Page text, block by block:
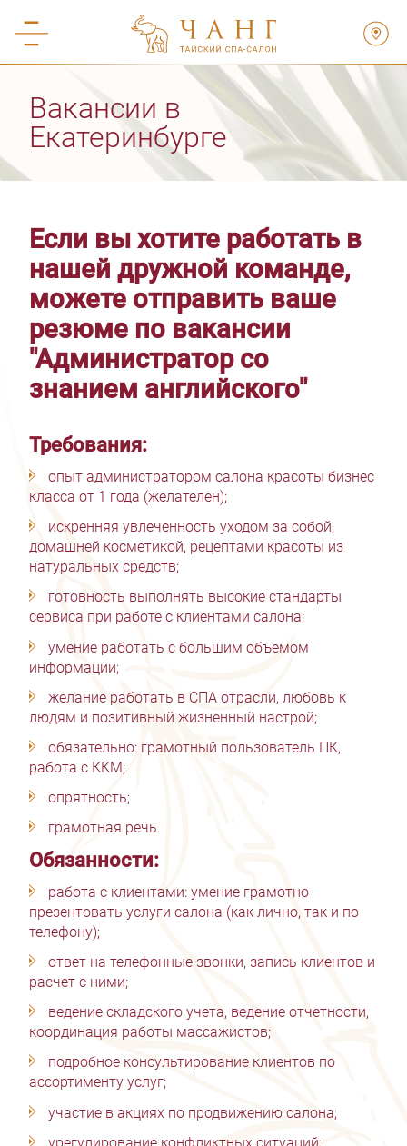
Вакансии в
Екатеринбурге
Если вы хотите работать в
нашей дружной команде,
можете отправить ваше
резюме по вакансии
"Администратор со
знанием английского"
Требования:
опыт администратором салона красоты бизнес
класса от 1 года (желателен);
искренняя увлеченность уходом за собой,
домашней косметикой, рецептами красоты из
натуральных средств;
готовность выполнять высокие стандарты
сервиса при работе с клиентами салона;
умение работать с большим объемом
информации;
желание работать в СПА отрасли, любовь к
людям и позитивный жизненный настрой;
обязательно: грамотный пользователь ПК,
работа с ККМ;
опрятность;
грамотная речь.
Обязанности:
работа с клиентами: умение грамотно
презентовать услуги салона (как лично, так и по
телефону);
ответ на телефонные звонки, запись клиентов и
расчет с ними;
ведение складского учета, ведение отчетности,
координация работы массажистов;
подробное консультирование клиентов по
ассортименту услуг;
участие в акциях по продвижению салона;
урегулирование конфликтных ситуаций;